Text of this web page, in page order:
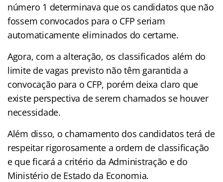
número 1 determinava que os candidatos que não
fossem convocados para o CFP seriam
automaticamente eliminados do certame.
Agora, com a alteração, os classificados além do
limite de vagas previsto não têm garantida a
convocação para o CFP, porém deixa claro que
existe perspectiva de serem chamados se houver
necessidade.
Além disso, o chamamento dos candidatos terá de
respeitar rigorosamente a ordem de classificação
e que ficará a critério da Administração e do
Ministério de Estado da Economia.